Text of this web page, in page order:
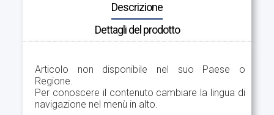
Descrizione
Dettagli del prodotto
Articolo non disponibile nel suo Paese o
Regione.
Per conoscere il contenuto cambiare la lingua di
navigazione nel menù in alto.